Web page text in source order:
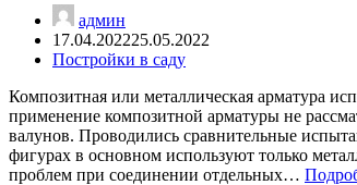
админ
17.04.202225.05.2022
Постройки в саду
Композитная или металлическая арматура
применение композитной арматуры не
валунов. Проводились сравнительные
фигурах в основном используют только
проблем при соединении отдельных…